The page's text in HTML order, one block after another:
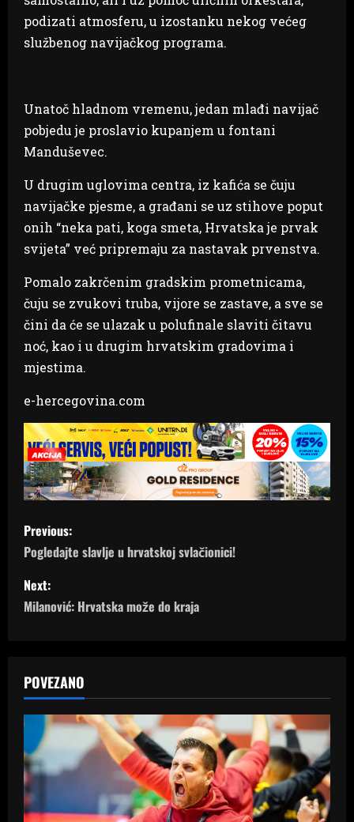
podizati atmosferu, u izostanku nekog većeg
službenog navijačkog programa.
Unatoč hladnom vremenu, jedan mlađi navijač
pobjedu je proslavio kupanjem u fontani
Manduševec.
U drugim uglovima centra, iz kafića se čuju
navijačke pjesme, a građani se uz stihove poput
onih “neka pati, koga smeta, Hrvatska je prvak
svijeta” već pripremaju za nastavak prvenstva.
Pomalo zakrčenim gradskim prometnicama,
čuju se zvukovi truba, vijore se zastave, a sve se
čini da će se ulazak u polufinale slaviti čitavu
noć, kao i u drugim hrvatskim gradovima i
mjestima.
e-hercegovina.com
P
o
s
t
a
v
i
g
Previous:
Pogledajte slavlje u hrvatskoj svlačionici!
Next:
Milanović: Hrvatska može do kraja
POVEZANO